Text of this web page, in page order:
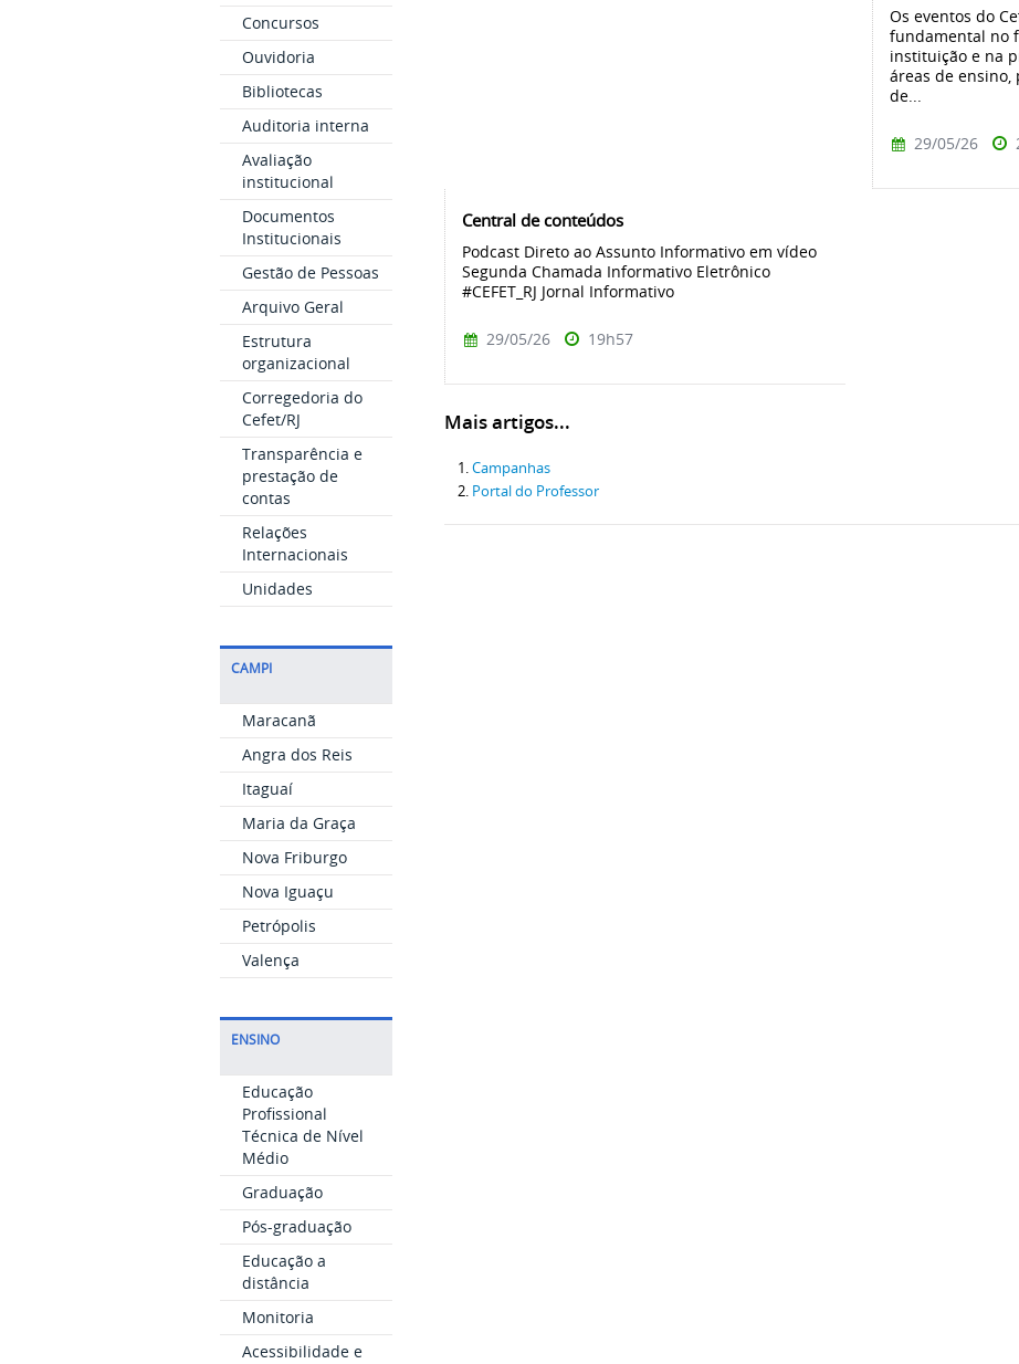
Concursos
Ouvidoria
Bibliotecas
Auditoria interna
Avaliação
institucional
Documentos
Institucionais
Gestão de Pessoas
Arquivo Geral
Estrutura
organizacional
Corregedoria do
Cefet/RJ
Transparência e
prestação de
contas
Relações
Internacionais
Unidades
CAMPI
Maracanã
Angra dos Reis
Itaguaí
Maria da Graça
Nova Friburgo
Nova Iguaçu
Petrópolis
Valença
ENSINO
Educação
Profissional
Técnica de Nível
Médio
Graduação
Pós-graduação
Educação a
distância
Monitoria
Acessibilidade e
Os eventos do
fundamental no
instituição e na
áreas de ensino,
de...
29/05/26
Central de conteúdos
Podcast Direto ao Assunto Informativo em vídeo
Segunda Chamada Informativo Eletrônico
#CEFET_RJ Jornal Informativo
29/05/26 19h57
Mais artigos...
Campanhas
Portal do Professor